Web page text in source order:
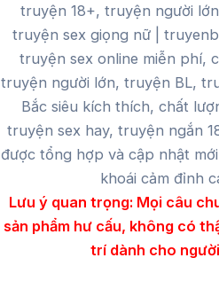
truyện 18+, truyện người
truyện sex giọng nữ |
truyện sex online miễn phí,
truyện người lớn, truyện BL,
Bắc siêu kích thích, chất
truyện sex hay, truyện ngắn
được tổng hợp và cập nhật
khoái cảm đỉnh
Lưu ý quan trọng: Mọi câu
sản phẩm hư cấu, không có
trí dành cho